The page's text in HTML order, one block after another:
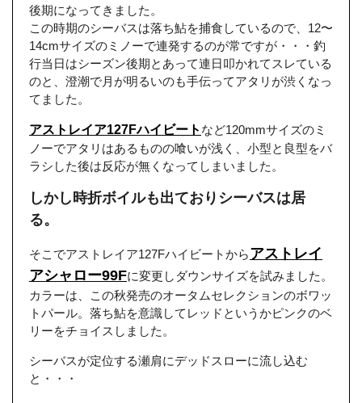
後期になってきました。
この時期のシーバスは落ち鮎を捕食しているので、12〜
14cmサイズのミノーで連発するのが常ですが・・・釣
行当日はシーズン後期とあって連日叩かれてスレている
のと、澄潮で月が明るいのも手伝ってアタリが渋くなっ
てました。
アストレイア127Fハイビート など120mmサイズのミ
ノーでアタリはあるものの喰いが浅く、小型と良型をバ
ラシした後は反応が無くなってしまいました。
しかし時折ボイルも出ておりシーバスは居
る。
そこでアストレイア127Fハイビートからアストレイ
アシャロー99Fに変更しダウンサイズを試みました。
カラーは、この秋発売のオータムセレクションのボワッ
トパール。落ち鮎を意識してレッドというかピンクのベ
リーをチョイスしました。
シーバスが定位する瀬肩にデッドスローに流し込む
と・・・